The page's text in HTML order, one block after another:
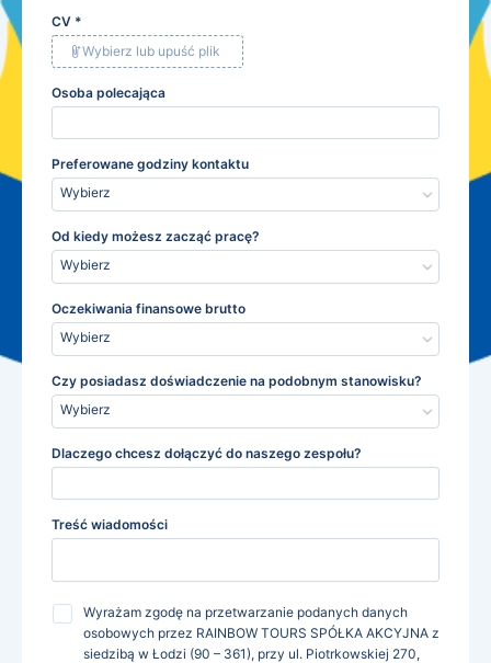
CV *
Wybierz lub upuść plik
Osoba polecająca
Preferowane godziny kontaktu
Wybierz
Od kiedy możesz zacząć pracę?
Wybierz
Oczekiwania finansowe brutto
Wybierz
Czy posiadasz doświadczenie na podobnym stanowisku?
Wybierz
Dlaczego chcesz dołączyć do naszego zespołu?
Treść wiadomości
Wyrażam zgodę na przetwarzanie podanych danych
osobowych przez RAINBOW TOURS SPÓŁKA AKCYJNA z
siedzibą w Łodzi (90 – 361), przy ul. Piotrkowskiej 270,